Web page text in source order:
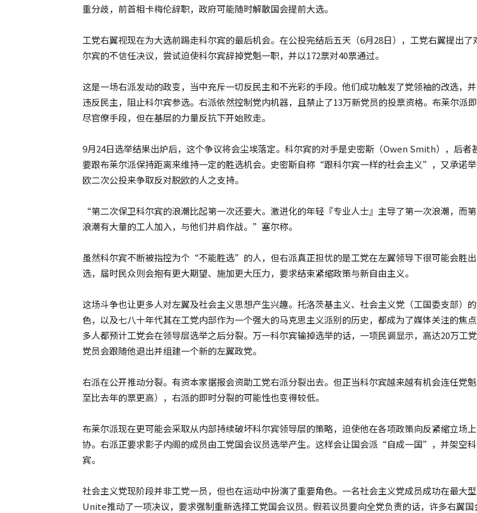
重分歧，前首相卡梅伦辞职，政府可能随时解散国会提前大选。
工党右翼视现在为大选前踢走科尔宾的最后机会。在公投完结后五天（6月28日），工党右翼提出了
尔宾的不信任决议，尝试迫使科尔宾辞掉党魁一职，并以172票对40票通过。
这是一场右派发动的政变，当中充斥一切反民主和不光彩的手段。他们成功触发了党领袖的改选，
违反民主，阻止科尔宾参选。右派依然控制党内机器，且禁止了13万新党员的投票资格。布莱尔派
尽官僚手段，但在基层的力量反抗下开始败走。
9月24日选举结果出炉后，这个争议将会尘埃落定。科尔宾的对手是史密斯（Owen Smith），后者
要跟布莱尔派保持距离来维持一定的胜选机会。史密斯自称“跟科尔宾一样的社会主义”，又承诺
欧二次公投来争取反对脱欧的人之支持。
“第二次保卫科尔宾的浪潮比起第一次还要大。激进化的年轻『专业人士』主导了第一次浪潮，而
浪潮有大量的工人加入，与他们并肩作战。”塞尔称。
虽然科尔宾不断被指控为个“不能胜选”的人，但右派真正担忧的是工党在左翼领导下很可能会胜
选，届时民众则会抱有更大期望、施加更大压力，要求结束紧缩政策与新自由主义。
这场斗争也让更多人对左翼及社会主义思想产生兴趣。托洛茨基主义、社会主义党（工国委支部）
色，以及七八十年代其在工党内部作为一个强大的马克思主义派别的历史，都成为了媒体关注的焦
多人都预计工党会在领导层选举之后分裂。万一科尔宾输掉选举的话，一项民调显示，高达20万工
党员会跟随他退出并组建一个新的左翼政党。
右派在公开推动分裂。有资本家据报会资助工党右派分裂出去。但正当科尔宾越来越有机会连任党
至比去年的票更高），右派的即时分裂的可能性也变得较低。
布莱尔派现在更可能会采取从内部持续破坏科尔宾领导层的策略，迫使他在各项政策向反紧缩立场
协。右派正要求影子内阁的成员由工党国会议员选举产生。这样会让国会派“自成一国”，并架空
宾。
社会主义党现阶段并非工党一员，但也在运动中扮演了重要角色。一名社会主义党成员成功在最大
Unite推动了一项决议，要求强制重新选择工党国会议员。假若议员要向全党负责的话，许多右翼国